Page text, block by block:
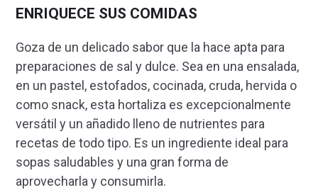
ENRIQUECE SUS COMIDAS
Goza de un delicado sabor que la hace apta para
preparaciones de sal y dulce. Sea en una ensalada,
en un pastel, estofados, cocinada, cruda, hervida o
como snack, esta hortaliza es excepcionalmente
versátil y un añadido lleno de nutrientes para
recetas de todo tipo. Es un ingrediente ideal para
sopas saludables y una gran forma de
aprovecharla y consumirla.